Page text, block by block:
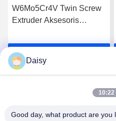
W6Mo5Cr4V Twin Screw
Extruder Aksesoris
Benang Industri
Dapatkan Harga Terbaik
Daisy
10:22
Good day, what product are you